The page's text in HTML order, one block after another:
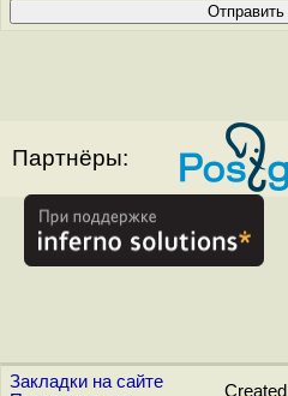
Партнёры:
Закладки на сайте